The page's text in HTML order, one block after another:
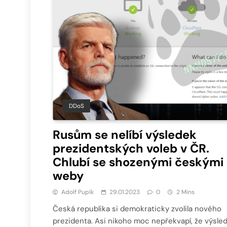
DDoS
Rusům se nelíbí výsledek
prezidentských voleb v ČR.
Chlubí se shozenými českými
weby
Adolf Pupík 29.01.2023 0 2 Mins
Česká republika si demokraticky zvolila nového
prezidenta. Asi nikoho moc nepřekvapí, že